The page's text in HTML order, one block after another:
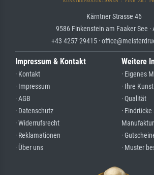
Kärntner Strasse 46
9586 Finkenstein am Faaker See ·
+43 4257 29415 ·
Impressum & Kontakt
· Kontakt
· Impressum
· AGB
· Datenschutz
· Widerrufsrecht
· Reklamationen
· Über uns
Weitere
· Eigenes
· Ihre
· Qualität
·
Manufaktur
·
· Muster